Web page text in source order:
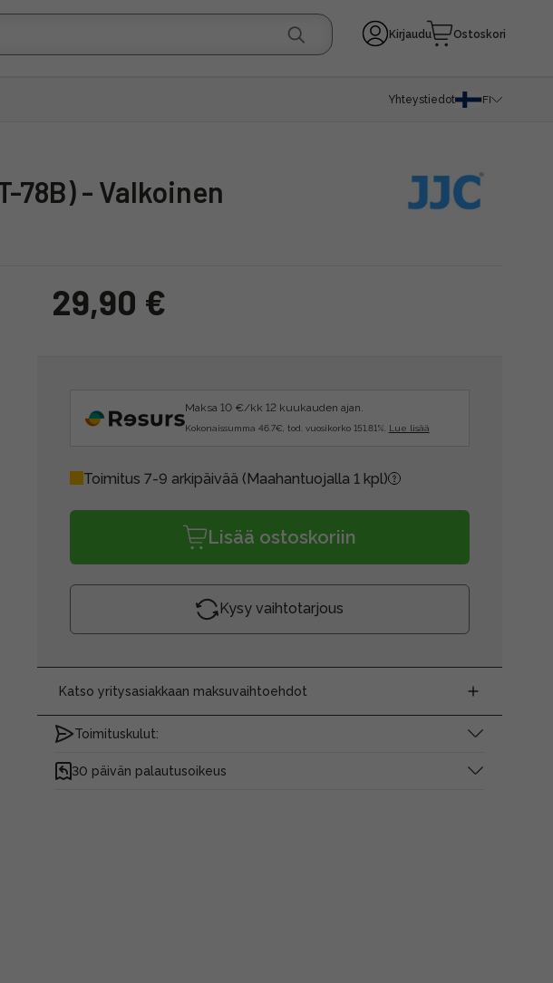
Kirjaudu Ostoskori
Yhteystiedot FI
78B) - Valkoinen
29,90 €
Maksa 10 €/kk 12 kuukauden ajan.
Kokonaissumma 46.7€, tod. vuosikorko 151.81%. Lue lisää
Toimitus 7-9 arkipäivää (Maahantuojalla 1 kpl)
Lisää ostoskoriin
Kysy vaihtotarjous
Katso yritysasiakkaan maksuvaihtoehdot
Toimituskulut:
30 päivän palautusoikeus